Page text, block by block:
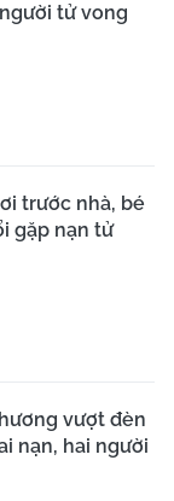
tử vong
trước nhà, bé
gặp nạn tử
vượt đèn
nạn, hai người